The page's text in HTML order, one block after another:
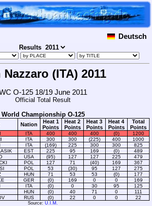
Deutsch
Results
Nazzaro (ITA) 2011
O-125 18/19 June 2011
Official Total Result
World Championship O-125
Nation
Heat 1
Points
Heat 2
Points
Heat 3
Points
Heat 4
Points
Total
Points
ITA 400 400 400 (0)
1200
ITA 300 300 (225) 400
1000
ITA (169) 225 300 300
825
EST 225 95 169 (0)
489
USA (95) 127 127 225
479
POL 127 71 (40) 169
367
POL 53 (30) 95 127
275
HUN 71 53 53 (0)
177
GER (0) 169 0 0
169
ITA (0) 0 30 95
125
HUN (0) 40 71 0
111
RUS (0) 22 0 0 22
Source: U.I.M.